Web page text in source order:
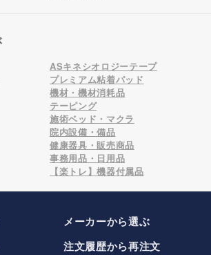
ASキネシオロジーテープ
プレミアム粘着パッド
機材・機材消耗品
テーピング
施術ベッド・マクラ
院内設備・備品
健康器具・販売商品
事務用品・日用品
【楽トレ】機器付属品
メーカーから選ぶ
注文履歴から再注文